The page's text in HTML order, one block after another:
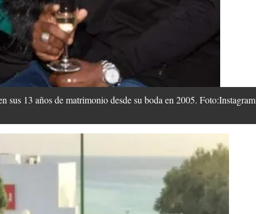
sus 13 años de matrimonio desde su boda en 2005. Foto:Instagram